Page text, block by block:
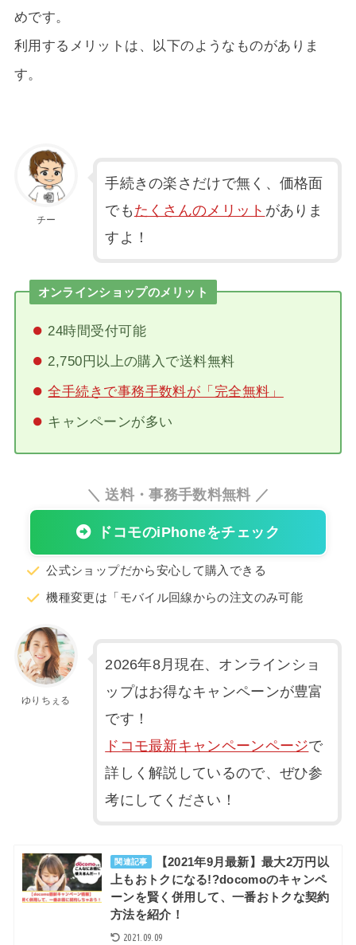
めです。
利用するメリットは、以下のようなものがありま
す。
チー
手続きの楽さだけで無く、価格面
でも たくさんのメリット がありま
すよ！
オンラインショップのメリット
24時間受付可能
2,750円以上の購入で送料無料
全手続きで事務手数料が「完全無料」
キャンペーンが多い
＼ 送料・事務手数料無料 ／
ドコモのiPhoneをチェック
公式ショップだから安心して購入できる
機種変更は「モバイル回線からの注文のみ可能
ゆりちぇる
2026年8月現在、オンラインショ
ップはお得なキャンペーンが豊富
です！
ドコモ最新キャンペーンページで
詳しく解説しているので、ぜひ参
考にしてください！
関連記事
【2021年9月最新】最大2万円以
上もおトクになる!?docomoのキャンペ
ーンを賢く併用して、一番おトクな契約
方法を紹介！
2021.09.09